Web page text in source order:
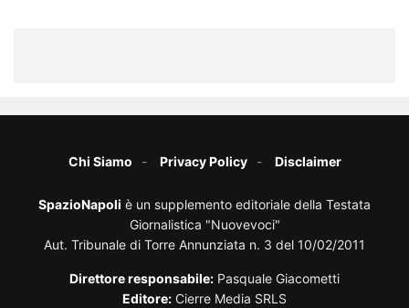
Chi Siamo Privacy Policy Disclaimer
SpazioNapoli è un supplemento editoriale della Testata
Giornalistica "Nuovevoci"
Aut. Tribunale di Torre Annunziata n. 3 del 10/02/2011
Direttore responsabile: Pasquale Giacometti
Editore: Cierre Media SRLS